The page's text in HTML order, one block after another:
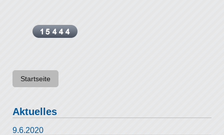
Startseite
Aktuelles
9.6.2020